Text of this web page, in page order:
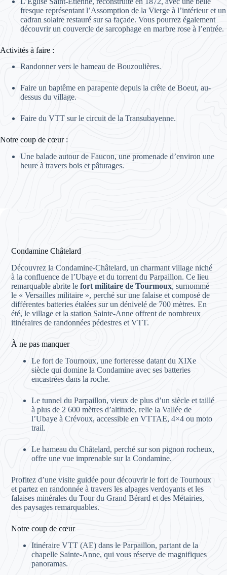
fresque représentant l’Assomption de la Vierge à l’intérieur et un
cadran solaire restauré sur sa façade. Vous pourrez également
découvrir un couvercle de sarcophage en marbre rose à l’entrée.
Activités à faire :
Randonner vers le hameau de Bouzoulières.
Faire un baptême en parapente depuis la crête de Boeut, au-
dessus du village.
Faire du VTT sur le circuit de la Transubayenne.
Notre coup de cœur :
Une balade autour de Faucon, une promenade d’environ une
heure à travers bois et pâturages.
Condamine Châtelard
Découvrez la Condamine-Châtelard, un charmant village niché
à la confluence de l’Ubaye et du torrent du Parpaillon. Ce lieu
remarquable abrite lefort militaire de Tourmoux, surnommé
le « Versailles militaire », perché sur une falaise et composé de
différentes batteries étalées sur un dénivelé de 700 mètres. En
été, le village et la station Sainte-Anne offrent de nombreux
itinéraires de randonnées pédestres et VTT.
À ne pas manquer
Le fort de Tournoux, une forteresse datant du XIXe
siècle qui domine la Condamine avec ses batteries
encastrées dans la roche.
Le tunnel du Parpaillon, vieux de plus d’un siècle et taillé
à plus de 2 600 mètres d’altitude, relie la Vallée de
l’Ubaye à Crévoux, accessible en VTTAE, 4×4 ou moto
trail.
Le hameau du Châtelard, perché sur son pignon rocheux,
offre une vue imprenable sur la Condamine.
Profitez d’une visite guidée pour découvrir le fort de Tournoux
et partez en randonnée à travers les alpages verdoyants et les
falaises minérales du Tour du Grand Bérard et des Métairies,
des paysages remarquables.
Notre coup de cœur
Itinéraire VTT (AE) dans le Parpaillon, partant de la
chapelle Sainte-Anne, qui vous réserve de magnifiques
panoramas.